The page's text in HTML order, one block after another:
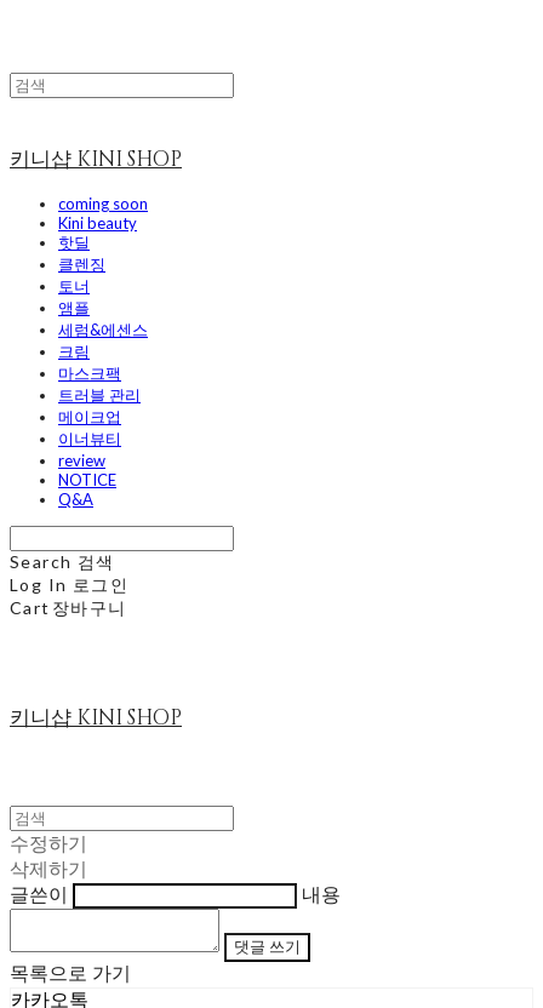
키니샵 KINI SHOP
coming soon
Kini beauty
핫딜
클렌징
토너
앰플
세럼&에센스
크림
마스크팩
트러블 관리
메이크업
이너뷰티
review
NOTICE
Q&A
Search 검색
Log In 로그인
Cart 장바구니
키니샵 KINI SHOP
수정하기
삭제하기
글쓴이
내용
댓글 쓰기
목록으로 가기
카카오톡